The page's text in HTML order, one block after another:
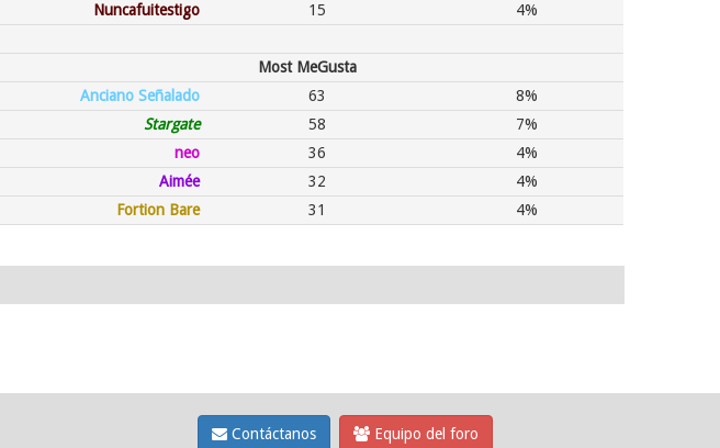
Nuncafuitestigo
15 4%
Most MeGusta
Anciano Señalado
63
8%
Stargate
58
7%
neo
36
4%
Aimée
32
4%
Fortion Bare
31 4%
Contáctanos Equipo del foro